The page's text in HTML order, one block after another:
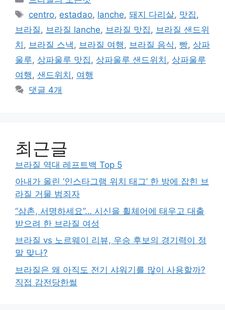
리
태
그
centro, estadao, lanche,돼지 다리살, 맛집 ,
브라질 , 브라질 lanche, 브라질 맛집 , 브라질 샌드위
치 , 브라질 스낵 , 브라질 여행 , 브라질 음식 , 빵, 상파
울루, 상파울루 맛집 , 상파울루 샌드위치 , 상파울루
여행 , 샌드위치 , 여행
댓글 4개
최근글
브라질 역대 레프트백 Top 5
아내가 올린 ‘인스타그램 위치 태그’ 한 방에 잡힌 브
라질 거물 범죄자
“삼촌, 서명하세요”… 시신을 휠체어에 태우고 대출
받으려 한 브라질 여성
브라질 vs 노르웨이 리뷰, 우승 후보의 경기력이 정
말 맞나?
브라질은 왜 아직도 전기 샤워기를 많이 사용할까?
직접 감전당한썰